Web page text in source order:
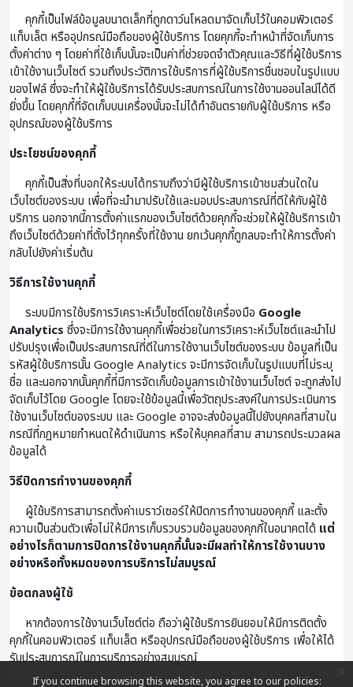
If you continue browsing this website, you agree to our policies:
คุกกี้เป็นไฟล์ข้อมูลขนาดเล็กที่ถูกดาว์นโหลดมาจัดเก็บไว้ในคอมพิวเตอร์
แท็บเล็ต หรืออุปกรณ์มือถือของผู้ใช้บริการ โดยคุกกี้จะทำหน้าที่จัดเก็บการ
ตั้งค่าต่าง ๆ โดยค่าที่ใช้เก็บนั้นจะเป็นค่าที่ช่วยจดจำตัวคุณและวิธีที่ผู้ใช้บริการ
เข้าใช้งานเว็บไซต์ รวมถึงประวัติการใช้บริการที่ผู้ใช้บริการชื่นชอบในรูปแบบ
ของไฟล์ ซึ่งจะทำให้ผู้ใช้บริการได้รับประสบการณ์ในการใช้งานออนไลน์ได้ดี
ยิ่งขึ้น โดยคุกกี้ที่จัดเก็บบนเครื่องนั้นจะไม่ได้ทำอันตรายกับผู้ใช้บริการ หรือ
อุปกรณ์ของผู้ใช้บริการ
ประโยชน์ของคุกกี้
คุกกี้เป็นสิ่งที่บอกให้ระบบได้ทราบถึงว่ามีผู้ใช้บริการเข้าชมส่วนใดใน
เว็บไซต์ของระบบ เพื่อที่จะนำมาปรับใช้และมอบประสบการณ์ที่ดีให้กับผู้ใช้
บริการ นอกจากนี้การตั้งค่าแรกของเว็บไซต์ด้วยคุกกี้จะช่วยให้ผู้ใช้บริการเข้า
ถึงเว็บไซต์ด้วยค่าที่ตั้งไว้ทุกครั้งที่ใช้งาน ยกเว้นคุกกี้ถูกลบจะทำให้การตั้งค่า
กลับไปยังค่าเริ่มต้น
วิธีการใช้งานคุกกี้
ระบบมีการใช้บริการวิเคราะห์เว็บไซต์โดยใช้เครื่องมือ Google
Analytics ซึ่งจะมีการใช้งานคุกกี้เพื่อช่วยในการวิเคราะห์เว็บไซต์และนำไป
ปรับปรุงเพื่อเป็นประสบการณ์ที่ดีในการใช้งานเว็บไซต์ของระบบ ข้อมูลที่เป็น
รหัสผู้ใช้บริการนั้น Google Analytics จะมีการจัดเก็บในรูปแบบที่ไม่ระบุ
ชื่อ และนอกจากนั้นคุกกี้ที่มีการจัดเก็บข้อมูลการเข้าใช้งานเว็บไซต์ จะถูกส่งไป
จัดเก็บไว้โดย Google โดยจะใช้ข้อมูลนี้เพื่อวัตถุประสงค์ในการประเมินการ
ใช้งานเว็บไซต์ของระบบ และ Google อาจจะส่งข้อมูลนี้ไปยังบุคคลที่สามใน
กรณีที่กฏหมายกำหนดให้ดำเนินการ หรือให้บุคคลที่สาม สามารถประมวลผล
ข้อมูลได้
วิธีปิดการทำงานของคุกกี้
ผู้ใช้บริการสามารถตั้งค่าเบราว์เซอร์ให้ปิดการทำงานของคุกกี้ และตั้ง
ความเป็นส่วนตัวเพื่อไม่ให้มีการเก็บรวบรวมข้อมูลของคุกกี้ในอนาคตได้ แต่
อย่างไรก็ตามการปิดการใช้งานคุกกี้นั้นจะมีผลทำให้การใช้งานบาง
อย่างหรือทั้งหมดของการบริการไม่สมบูรณ์
ข้อตกลงผู้ใช้
หากต้องการใช้งานเว็บไซต์ต่อ ถือว่าผู้ใช้บริการยินยอมให้มีการติดตั้ง
คุกกี้ในคอมพิวเตอร์ แท็บเล็ต หรืออุปกรณ์มือถือของผู้ใช้บริการ เพื่อให้ได้
รับประสบการณ์ในการบริการอย่างสมบูรณ์